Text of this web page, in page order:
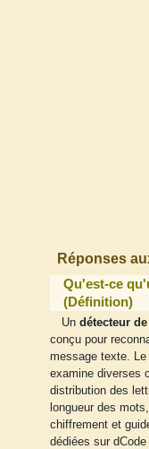
Réponses
Qu'est-ce
(Définition)
Un détecteur
conçu pour
message texte. Le
examine diverses
distribution des
longueur des
chiffrement et
dédiées sur